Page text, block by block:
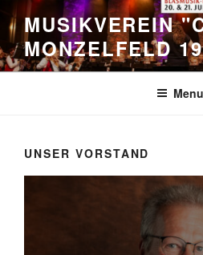
Skip
content
MUSIKVEREIN
MONZELFELD
Menu
UNSER VORSTAND